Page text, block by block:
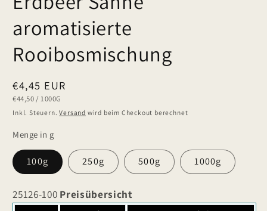
aromatisierte
Rooibosmischung
Normaler
Preis
€4,45 EUR
GRUNDPREIS
€44,50 / PRO
1000G
Inkl. Steuern.Versand wird beim Checkout berechnet
Menge in g
100g 250g 500g 1000g
25126-100 Preisübersicht